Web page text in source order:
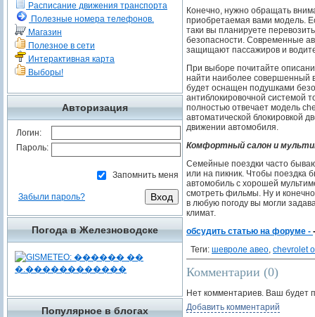
Расписание движения транспорта
Полезные номера телефонов.
Магазин
Полезное в сети
Интерактивная карта
Выборы!
Авторизация
Логин:
Пароль:
Запомнить меня
Забыли пароль?
Погода в Железноводске
Популярное в блогах
Конечно, нужно обращать
приобретаемая вами модель.
таки вы планируете
безопасности. Современные
защищают пассажиров и
При выборе почитайте
найти наиболее совершенный
будет оснащен подушками
антиблокировочной системой
полностью отвечает модель
автоматической блокировкой
движении автомобиля.
Комфортный салон и
Семейные поездки часто
или на пикник. Чтобы поездка
автомобиль с хорошей
смотреть фильмы. Ну и
в любую погоду вы могли
климат.
обсудить статью на форуме -
Теги: шевроле авео, chevrolet
Комментарии (0)
Нет комментариев. Ваш будет
Добавить комментарий